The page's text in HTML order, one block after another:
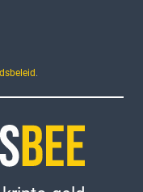
.